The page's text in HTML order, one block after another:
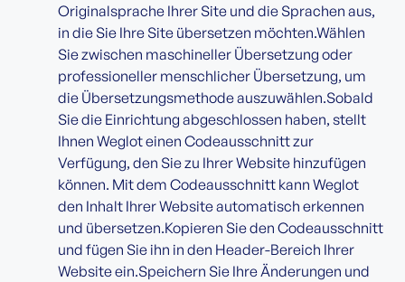
Originalsprache Ihrer Site und die Sprachen aus,
in die Sie Ihre Site übersetzen möchten.Wählen
Sie zwischen maschineller Übersetzung oder
professioneller menschlicher Übersetzung, um
die Übersetzungsmethode auszuwählen.Sobald
Sie die Einrichtung abgeschlossen haben, stellt
Ihnen Weglot einen Codeausschnitt zur
Verfügung, den Sie zu Ihrer Website hinzufügen
können. Mit dem Codeausschnitt kann Weglot
den Inhalt Ihrer Website automatisch erkennen
und übersetzen.Kopieren Sie den Codeausschnitt
und fügen Sie ihn in den Header-Bereich Ihrer
Website ein.Speichern Sie Ihre Änderungen und